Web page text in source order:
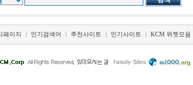
페이지 | 인기검색어 | 추천사이트 | 인기사이트 | KCM 위젯모음